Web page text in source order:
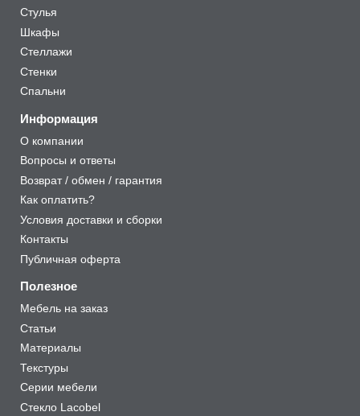
Стулья
Шкафы
Стеллажи
Стенки
Спальни
Информация
О компании
Вопросы и ответы
Возврат / обмен / гарантия
Как оплатить?
Условия доставки и сборки
Контакты
Публичная оферта
Полезное
Мебель на заказ
Статьи
Материалы
Текстуры
Серии мебели
Стекло Lacobel